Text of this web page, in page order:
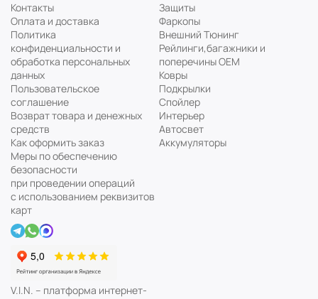
Контакты
Оплата и доставка
Политика
конфиденциальности и
обработка персональных
данных
Пользовательское
соглашение
Возврат товара и денежных
средств
Как оформить заказ
Меры по обеспечению
безопасности
при проведении операций
с использованием реквизитов
карт
V.I.N. – платформа интернет-
Защиты
Фаркопы
Внешний Тюнинг
Рейлинги,багажники и
поперечины ОЕМ
Ковры
Подкрылки
Спойлер
Интерьер
Автосвет
Аккумуляторы